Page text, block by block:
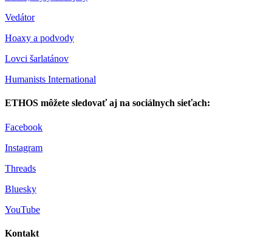
Vedátor
Hoaxy a podvody
Lovci šarlatánov
Humanists International
ETHOS môžete sledovať aj na sociálnych sieťach:
Facebook
Instagram
Threads
Bluesky
YouTube
Kontakt